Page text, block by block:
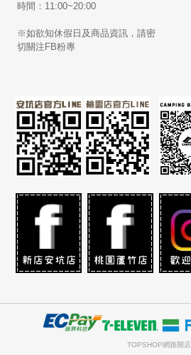
時間：11:00~20:00
※如欲知休假日及商品資訊，請密
切關注FB粉專
TOPSHOP網路開店